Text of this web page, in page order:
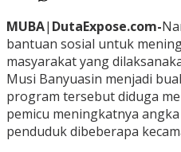
MUBA| DutaExpose.com-
bantuan sosial untuk
masyarakat yang
Musi Banyuasin menjadi
program tersebut diduga
pemicu meningkatnya
penduduk dibeberapa